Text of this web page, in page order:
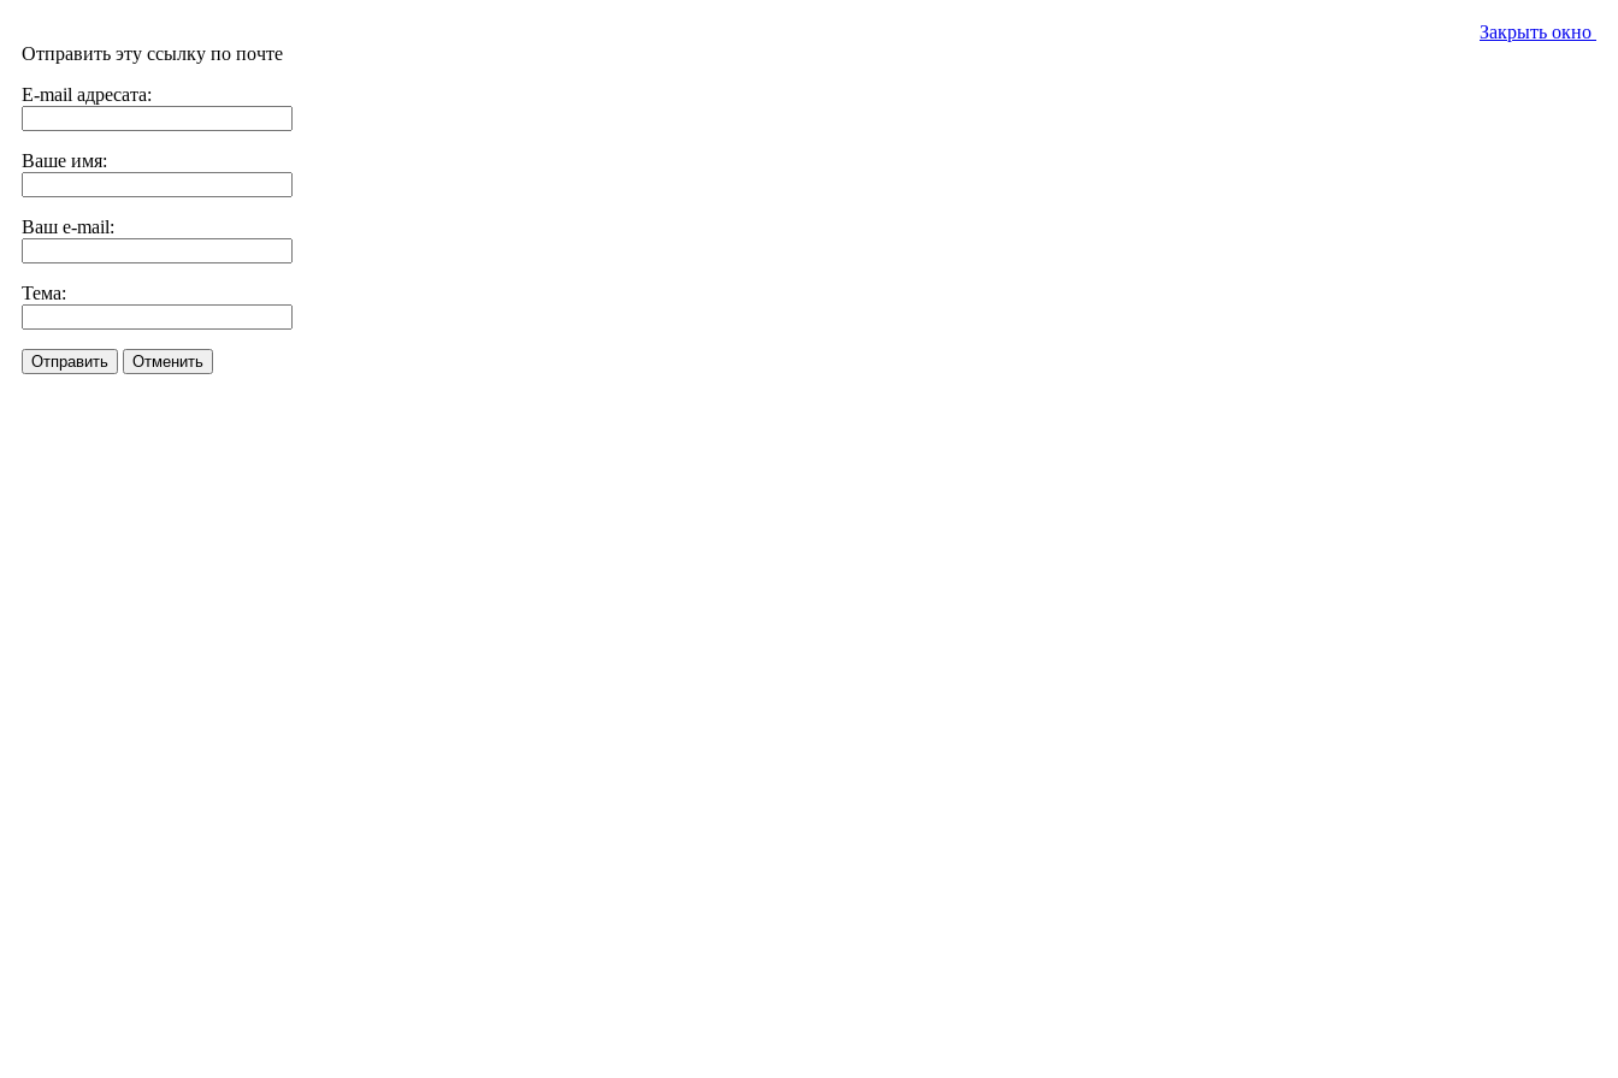
Закрыть окно
Отправить эту ссылку по почте
E-mail адресата:
Ваше имя:
Ваш e-mail:
Тема:
Отправить Отменить